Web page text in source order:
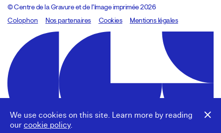
We use cookies on this site. Learn more by reading
our cookie policy.
© Centre de la Gravure et de l’Image imprimée 2026
Colophon
Design:Marcel Kaczmarek, code:8080.studio
Nos partenaires Cookies Mentions légales